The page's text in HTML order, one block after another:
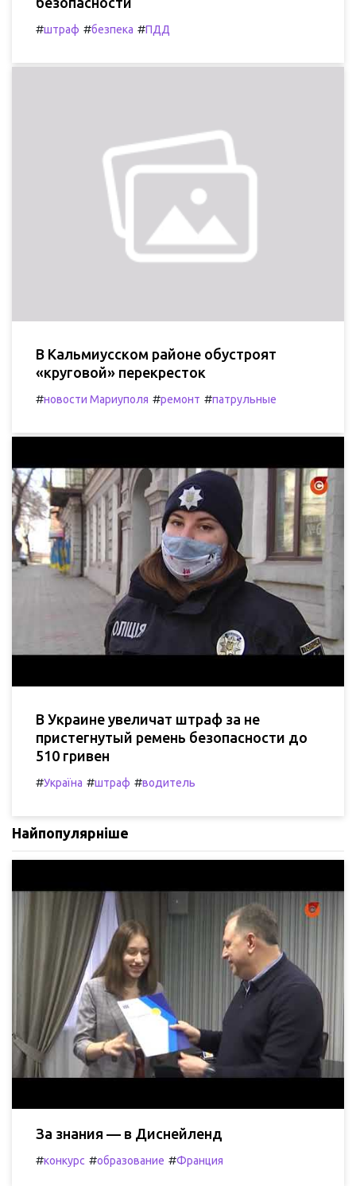
#штраф #безпека #ПДД
В Кальмиусском районе обустроят
«круговой» перекресток
#новости Мариуполя #ремонт #патрульные
В Украине увеличат штраф за не
пристегнутый ремень безопасности до
510 гривен
#Україна #штраф #водитель
Найпопулярніше
За знания — в Диснейленд
#конкурс #образование #Франция